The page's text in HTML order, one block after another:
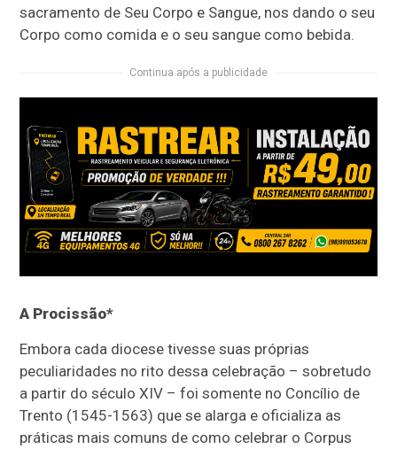
sacramento de Seu Corpo e Sangue, nos dando o seu
Corpo como comida e o seu sangue como bebida.
Continua após a publicidade
A Procissão*
Embora cada diocese tivesse suas próprias
peculiaridades no rito dessa celebração – sobretudo
a partir do século XIV – foi somente no Concílio de
Trento (1545-1563) que se alarga e oficializa as
práticas mais comuns de como celebrar o Corpus